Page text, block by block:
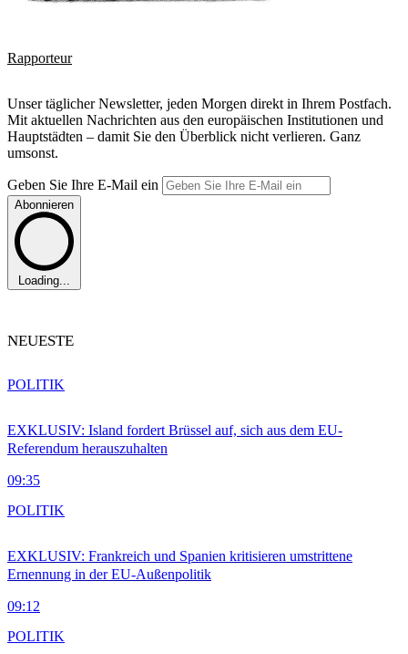
Rapporteur
Unser täglicher Newsletter, jeden Morgen direkt in Ihrem Postfach.
Mit aktuellen Nachrichten aus den europäischen Institutionen und
Hauptstädten – damit Sie den Überblick nicht verlieren. Ganz
umsonst.
Geben Sie Ihre E-Mail ein
Abonnieren
Loading...
NEUESTE
EXKLUSIV: Island fordert Brüssel auf, sich aus dem EU-
Referendum herauszuhalten
09:35
POLITIK
EXKLUSIV: Frankreich und Spanien kritisieren umstrittene
Ernennung in der EU-Außenpolitik
09:12
POLITIK
POLITIK